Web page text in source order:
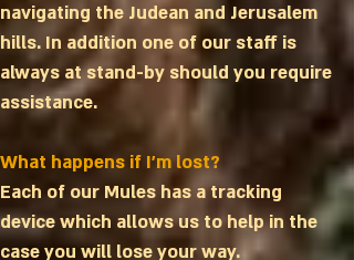
navigating the Judean and Jerusalem
hills. In addition one of our staff is
always at stand-by should you require
assistance.
What happens if I'm lost?
Each of our Mules has a tracking
device which allows us to help in the
case you will lose your way.